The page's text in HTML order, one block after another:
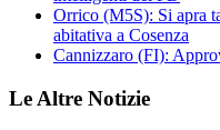
Orrico (M5S): Si apra
abitativa a Cosenza
Cannizzaro (FI):
Le Altre Notizie